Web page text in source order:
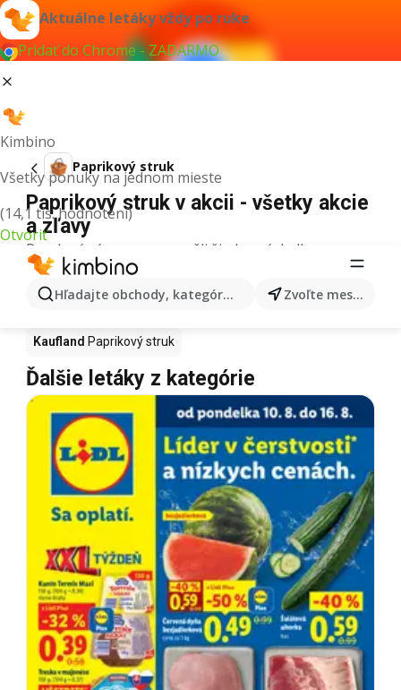
Aktuálne letáky vždy po ruke
Pridať do Chrome - ZADARMO
Kimbino
Všetky ponuky na jednom mieste
(14,1 tis. hodnotení)
Otvoriť
Hľadajte obchody, kategórie, produkty... Zvoľte mesto
Paprikový struk
Paprikový struk v akcii - všetky akcie
a zľavy
Pre daný výraz sme nenašli žiadne výsledky.
Paprikový struk v akcii - Kde kúpiť?
Tesco Paprikový struk LidlPaprikový struk
Kaufland Paprikový struk
Ďalšie letáky z kategórie